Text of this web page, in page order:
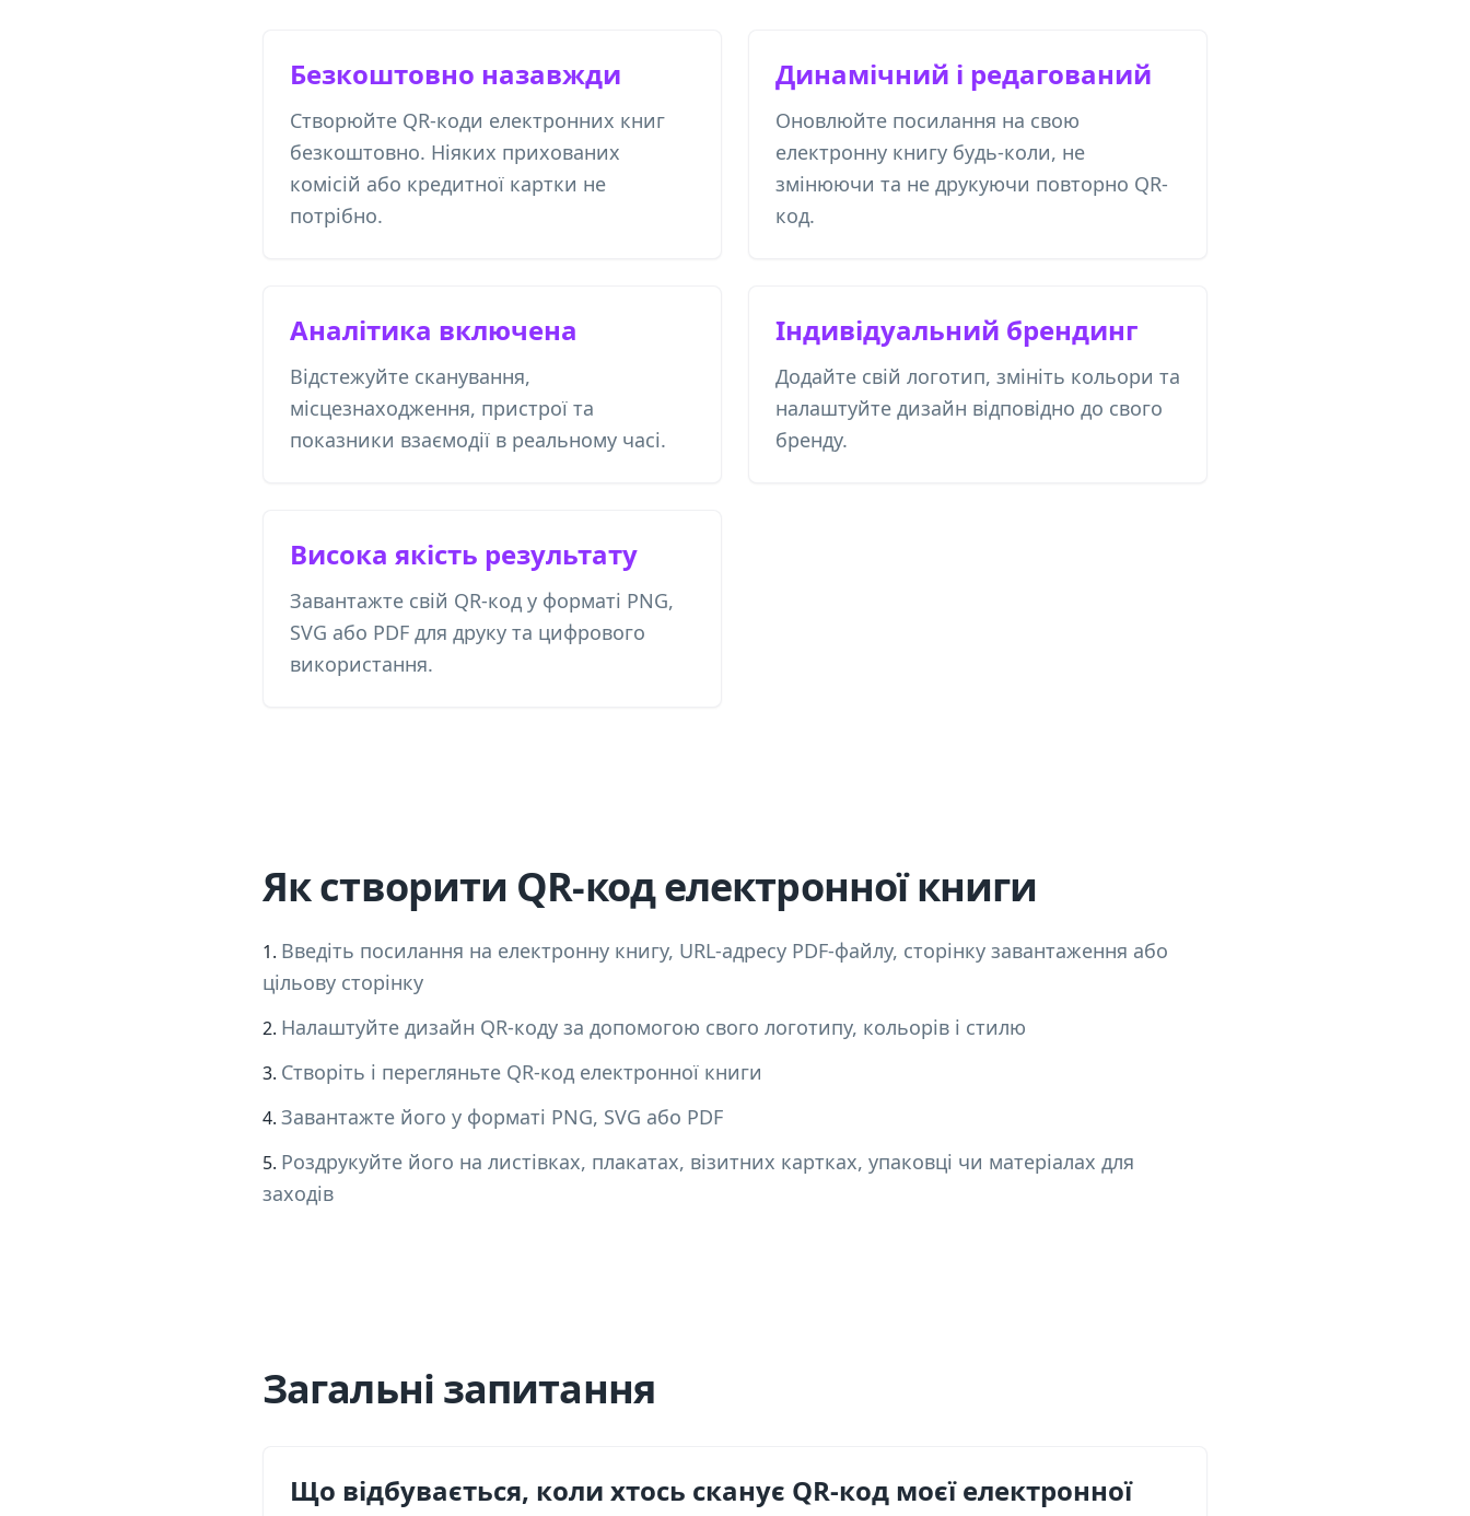
Безкоштовно назавжди
Створюйте QR-коди електронних книг
безкоштовно. Ніяких прихованих
комісій або кредитної картки не
потрібно.
Динамічний і редагований
Оновлюйте посилання на свою
електронну книгу будь-коли, не
змінюючи та не друкуючи повторно QR-
код.
Аналітика включена
Відстежуйте сканування,
місцезнаходження, пристрої та
показники взаємодії в реальному часі.
Індивідуальний брендинг
Додайте свій логотип, змініть кольори та
налаштуйте дизайн відповідно до свого
бренду.
Висока якість результату
Завантажте свій QR-код у форматі PNG,
SVG або PDF для друку та цифрового
використання.
Як створити QR-код електронної книги
Введіть посилання на електронну книгу, URL-адресу PDF-файлу, сторінку завантаження або
цільову сторінку
Налаштуйте дизайн QR-коду за допомогою свого логотипу, кольорів і стилю
Створіть і перегляньте QR-код електронної книги
Завантажте його у форматі PNG, SVG або PDF
Роздрукуйте його на листівках, плакатах, візитних картках, упаковці чи матеріалах для
заходів
Загальні запитання
Що відбувається, коли хтось сканує QR-код моєї електронної